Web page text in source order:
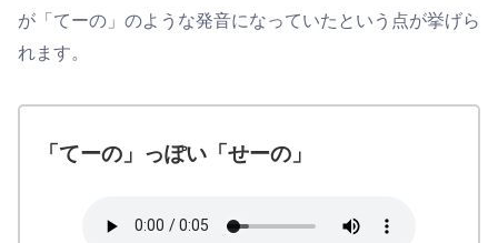
が「てーの」のような発音になっていたという点が挙げら
れます。
「てーの」っぽい「せーの」